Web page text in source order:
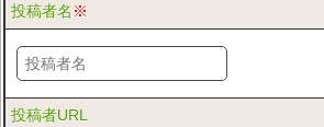
投稿者名 ※
投稿者URL